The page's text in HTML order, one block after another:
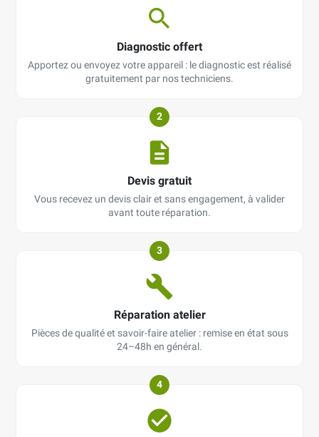
Diagnostic offert
Apportez ou envoyez votre appareil : le diagnostic est réalisé
gratuitement par nos techniciens.
2
Devis gratuit
Vous recevez un devis clair et sans engagement, à valider
avant toute réparation.
3
Réparation atelier
Pièces de qualité et savoir-faire atelier : remise en état sous
24–48h en général.
4